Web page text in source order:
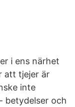
i ens närhet
att tjejer är
inte
betydelser och